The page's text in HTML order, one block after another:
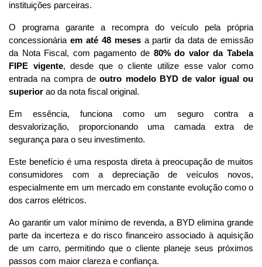
instituições parceiras.
O programa garante a recompra do veículo pela própria
concessionária em até 48 meses a partir da data de emissão
da Nota Fiscal, com pagamento de 80% do valor da Tabela
FIPE vigente, desde que o cliente utilize esse valor como
entrada na compra de outro modelo BYD de valor igual ou
superior ao da nota fiscal original.
Em essência, funciona como um seguro contra a
desvalorização, proporcionando uma camada extra de
segurança para o seu investimento.
Este benefício é uma resposta direta à preocupação de muitos
consumidores com a depreciação de veículos novos,
especialmente em um mercado em constante evolução como o
dos carros elétricos.
Ao garantir um valor mínimo de revenda, a BYD elimina grande
parte da incerteza e do risco financeiro associado à aquisição
de um carro, permitindo que o cliente planeje seus próximos
passos com maior clareza e confiança.